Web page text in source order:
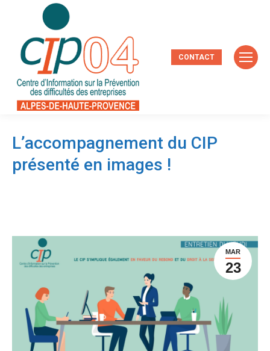
CONTACT
L’accompagnement du CIP
présenté en images !
MAR
23